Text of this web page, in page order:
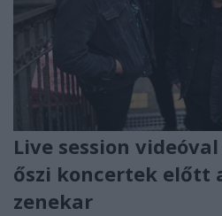
Live session
őszi koncertek előtt
zenekar